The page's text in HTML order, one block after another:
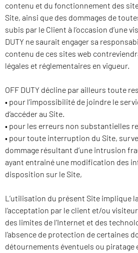
contenu et du fonctionnement des
Site, ainsi que des dommages de
subis par le Client à l’occasion d’une
DUTY ne saurait engager sa
contenu de ces sites web
légales et réglementaires en vigueur.
OFF DUTY décline par ailleurs toute
• pour l’impossibilité de joindre le
d’accéder au Site.
• pour les erreurs non substantielles
• pour toute interruption du Site,
dommage résultant d’une intrusion
ayant entrainé une modification des
disposition sur le Site,
L’utilisation du présent Site implique
l’acceptation par le client et/ou
des limites de l’Internet et des
l’absence de protection de certaines
détournements éventuels ou piratage